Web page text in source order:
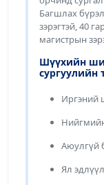
Багшлах
зэрэгтэй, 40
магистрын
Шүүхийн
сургуулийн
Иргэний
Аюулгүй
Ял